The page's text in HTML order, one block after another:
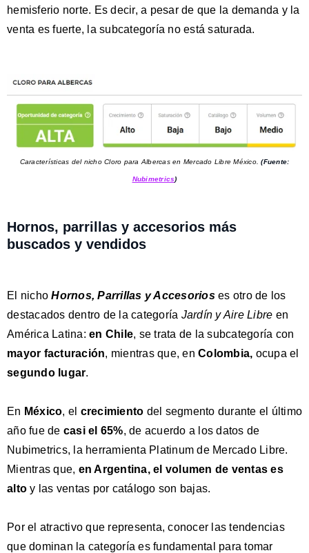
hemisferio norte. Es decir, a pesar de que la demanda y la
venta es fuerte, la subcategoría no está saturada.
Características del nicho Cloro para Albercas en Mercado Libre México.(Fuente:
Nubimetrics)
Hornos, parrillas y accesorios más
buscados y vendidos
El nicho Hornos, Parrillas y Accesorioses otro de los
destacados dentro de la categoría Jardín y Aire Libre en
América Latina: en Chile, se trata de la subcategoría con
mayor facturación, mientras que, en Colombia, ocupa el
segundo lugar.
En México, el crecimiento del segmento durante el último
año fue de casi el 65%, de acuerdo a los datos de
Nubimetrics, la herramienta Platinum de Mercado Libre.
Mientras que, en Argentina, el volumen de ventas es
alto y las ventas por catálogo son bajas.
Por el atractivo que representa, conocer las tendencias
que dominan la categoría es fundamental para tomar